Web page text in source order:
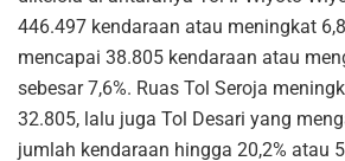
446.497 kendaraan atau meningkat
mencapai 38.805 kendaraan atau
sebesar 7,6%. Ruas Tol Seroja
32.805, lalu juga Tol Desari yang
jumlah kendaraan hingga 20,2% atau